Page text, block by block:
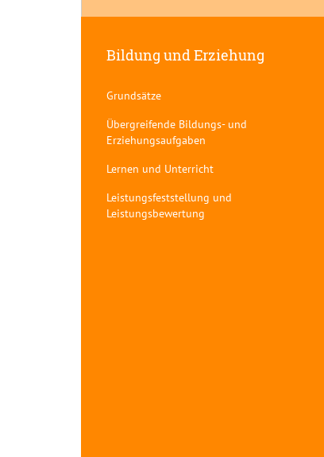
Bildung und Erziehung
Grundsätze
Übergreifende Bildungs- und
Erziehungsaufgaben
Lernen und Unterricht
Leistungsfeststellung und
Leistungsbewertung